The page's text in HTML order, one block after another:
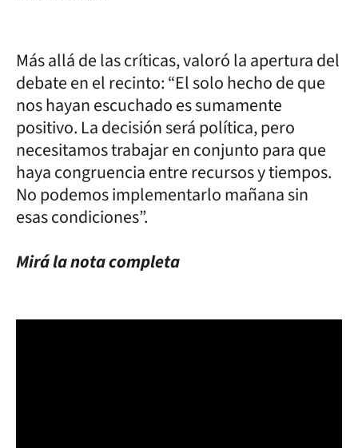
Más allá de las críticas, valoró la apertura del
debate en el recinto: “El solo hecho de que
nos hayan escuchado es sumamente
positivo. La decisión será política, pero
necesitamos trabajar en conjunto para que
haya congruencia entre recursos y tiempos.
No podemos implementarlo mañana sin
esas condiciones”.
Mirá la nota completa